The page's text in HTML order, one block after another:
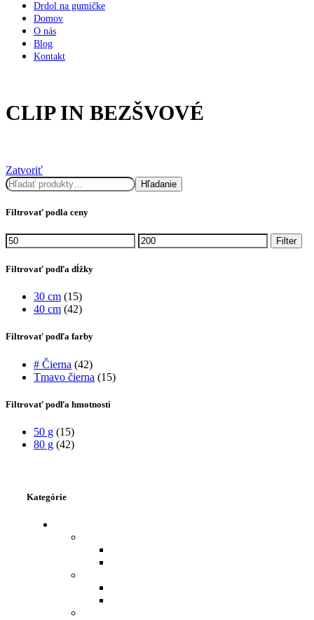
Drdol na gumičke
Domov
O nás
Blog
Kontakt
CLIP IN BEZŠVOVÉ
Zatvoriť
Hľadať
Hľadanie
Filtrovať podla ceny
Minimálna
cena
Maximálna
cena
Filter
Filtrovať podľa dĺžky
30 cm (15)
40 cm (42)
Filtrovať podľa farby
# Čierna (42)
Tmavo čierna (15)
Filtrovať podľa hmotnosti
50 g (15)
80 g (42)
Kategórie